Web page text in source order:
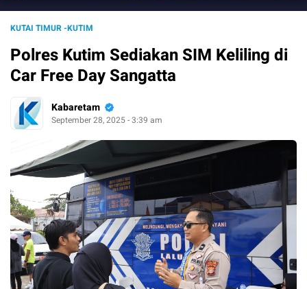
KUTAI TIMUR -KUTIM
Polres Kutim Sediakan SIM Keliling di
Car Free Day Sangatta
Kabaretam
September 28, 2025 - 3:39 am